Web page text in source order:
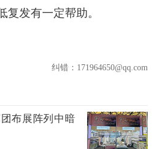
复发有一定帮助。
纠错：171964650@qq.com
布展阵列中暗